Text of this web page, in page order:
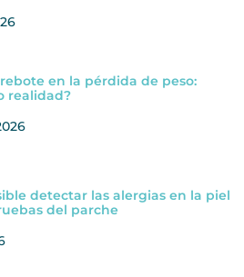
en la pérdida de peso:
realidad?
detectar las alergias en la piel
del parche